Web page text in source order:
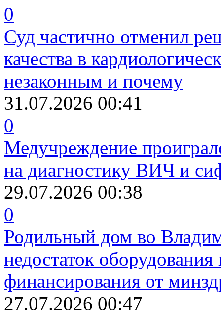
0
Суд частично отменил
качества в
незаконным и почему
31.07.2026 00:41
0
Медучреждение
на диагностику ВИЧ и
29.07.2026 00:38
0
Родильный дом во
недостаток оборудования
финансирования от
27.07.2026 00:47